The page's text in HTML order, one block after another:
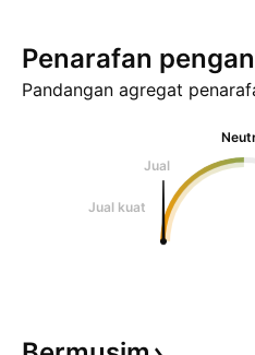
Penarafan
Pandangan agregat
Jual
Jual kuat